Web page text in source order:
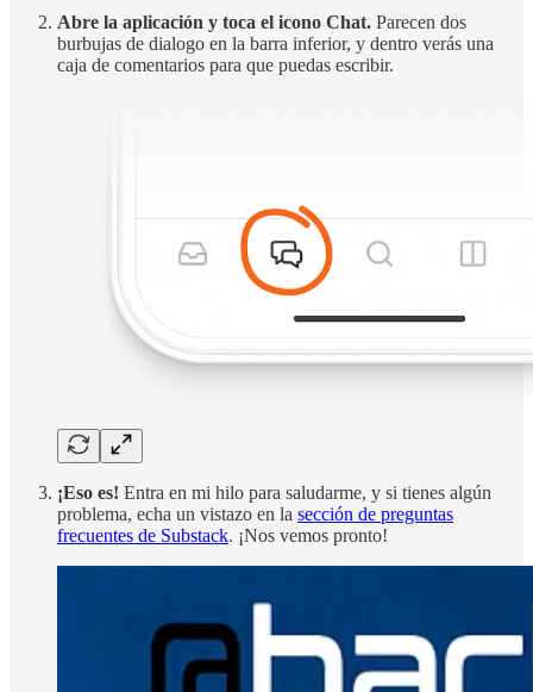
Abre la aplicación y toca el icono Chat. Parecen dos
burbujas de dialogo en la barra inferior, y dentro verás una
caja de comentarios para que puedas escribir.
¡Eso es! Entra en mi hilo para saludarme, y si tienes algún
problema, echa un vistazo en la sección de preguntas
frecuentes de Substack. ¡Nos vemos pronto!